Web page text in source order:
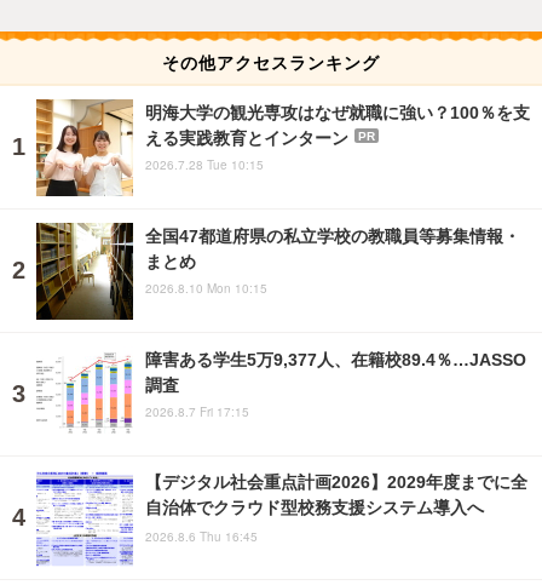
その他アクセスランキング
明海大学の観光専攻はなぜ就職に強い？100％を支
える実践教育とインターン
PR
2026.7.28 Tue 10:15
全国47都道府県の私立学校の教職員等募集情報・
まとめ
2026.8.10 Mon 10:15
障害ある学生5万9,377人、在籍校89.4％…JASSO
調査
2026.8.7 Fri 17:15
【デジタル社会重点計画2026】2029年度までに全
自治体でクラウド型校務支援システム導入へ
2026.8.6 Thu 16:45